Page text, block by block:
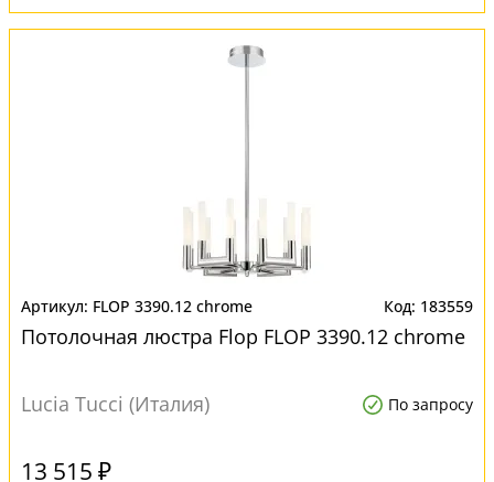
FLOP 3390.12 chrome 183559
Потолочная люстра Flop FLOP 3390.12 chrome
Lucia Tucci (Италия) По запросу
13 515 ₽